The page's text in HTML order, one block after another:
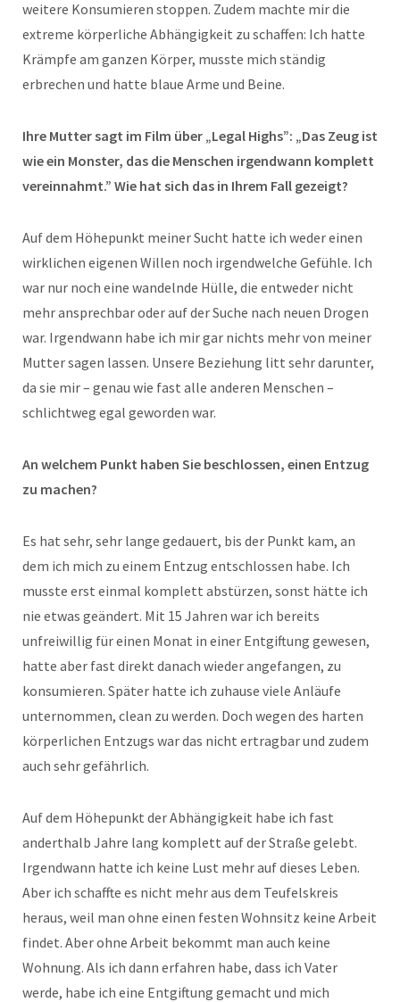
weitere Konsumieren stoppen. Zudem machte mir die
extreme körperliche Abhängigkeit zu schaffen: Ich hatte
Krämpfe am ganzen Körper, musste mich ständig
erbrechen und hatte blaue Arme und Beine.
Ihre Mutter sagt im Film über „Legal Highs”: „Das Zeug ist
wie ein Monster, das die Menschen irgendwann komplett
vereinnahmt.” Wie hat sich das in Ihrem Fall gezeigt?
Auf dem Höhepunkt meiner Sucht hatte ich weder einen
wirklichen eigenen Willen noch irgendwelche Gefühle. Ich
war nur noch eine wandelnde Hülle, die entweder nicht
mehr ansprechbar oder auf der Suche nach neuen Drogen
war. Irgendwann habe ich mir gar nichts mehr von meiner
Mutter sagen lassen. Unsere Beziehung litt sehr darunter,
da sie mir – genau wie fast alle anderen Menschen –
schlichtweg egal geworden war.
An welchem Punkt haben Sie beschlossen, einen Entzug
zu machen?
Es hat sehr, sehr lange gedauert, bis der Punkt kam, an
dem ich mich zu einem Entzug entschlossen habe. Ich
musste erst einmal komplett abstürzen, sonst hätte ich
nie etwas geändert. Mit 15 Jahren war ich bereits
unfreiwillig für einen Monat in einer Entgiftung gewesen,
hatte aber fast direkt danach wieder angefangen, zu
konsumieren. Später hatte ich zuhause viele Anläufe
unternommen, clean zu werden. Doch wegen des harten
körperlichen Entzugs war das nicht ertragbar und zudem
auch sehr gefährlich.
Auf dem Höhepunkt der Abhängigkeit habe ich fast
anderthalb Jahre lang komplett auf der Straße gelebt.
Irgendwann hatte ich keine Lust mehr auf dieses Leben.
Aber ich schaffte es nicht mehr aus dem Teufelskreis
heraus, weil man ohne einen festen Wohnsitz keine Arbeit
findet. Aber ohne Arbeit bekommt man auch keine
Wohnung. Als ich dann erfahren habe, dass ich Vater
werde, habe ich eine Entgiftung gemacht und mich